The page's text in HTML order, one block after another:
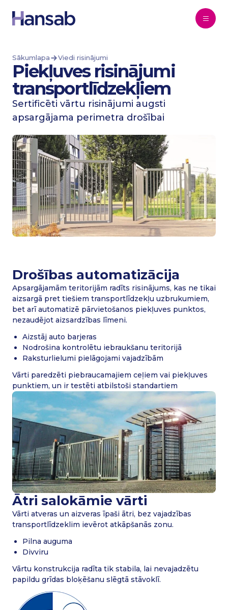
Sākumlapa Viedi risinājumi
Piekļuves risinājumi
transportlīdzekļiem
Sertificēti vārtu risinājumi augsti
apsargājama perimetra drošībai
Drošības automatizācija
Apsargājamām teritorijām radīts risinājums, kas ne tikai
aizsargā pret tiešiem transportlīdzekļu uzbrukumiem,
bet arī automatizē pārvietošanos piekļuves punktos,
nezaudējot aizsardzības līmeni.
Aizstāj auto barjeras
Nodrošina kontrolētu iebraukšanu teritorijā
Raksturlielumi pielāgojami vajadzībām
Vārti paredzēti piebraucamajiem ceļiem vai piekļuves
punktiem, un ir testēti atbilstoši standartiem
Ātri salokāmie vārti
Vārti atveras un aizveras īpaši ātri, bez vajadzības
transportlīdzeklim ievērot atkāpšanās zonu.
Pilna auguma
Divviru
Vārtu konstrukcija radīta tik stabila, lai nevajadzētu
papildu grīdas bloķēšanu slēgtā stāvoklī.